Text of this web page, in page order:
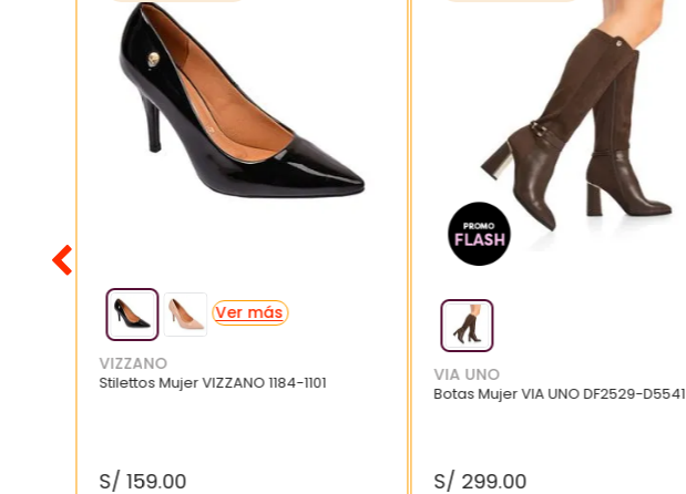
VIZZANO
Stilettos Mujer VIZZANO 1184-1101
S/ 159.00
VIA UNO
Botas Mujer VIA UNO DF2529-D5541
S/ 299.00